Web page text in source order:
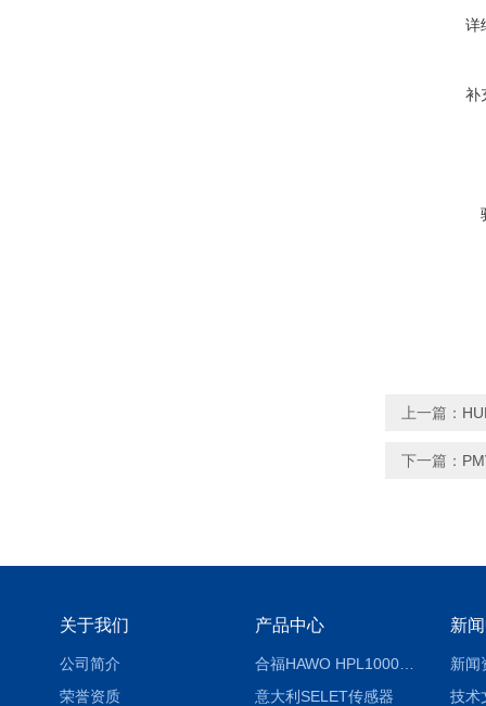
详
补
上一篇：
下一篇：
关于我们
公司简介
荣誉资质
产品中心
合福HAWO HPL1000AS封口机
意大利SELET传感器
新
新闻
技术